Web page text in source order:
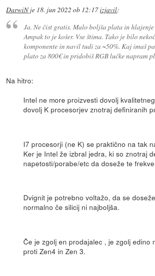
DarwiNje 18. jun 2022 ob 12:17izjavil:
Ja. Ne čist gratis. Malo boljša plata in hlajenje
Ampak to je košer. Vse štima. Tako je bilo
komponente in navil tudi za ~50%. Kaj imaš
plato za 800€ in pridobiš RGB lučke napram
Na hitro:
Intel ne more proizvesti dovolj
dovolj K procesorjev znotraj definiranih
I7 procesorji (ne K) se praktično na tak
Ker je Intel že izbral jedra, ki so znotraj
napetosti/porabe/etc da doseže te
Dvignit je potrebno voltažo, da se
normalno če silicij ni najboljša.
Če je zgolj en prodajalec , je zgolj edino
proti Zen4 in Zen 3.